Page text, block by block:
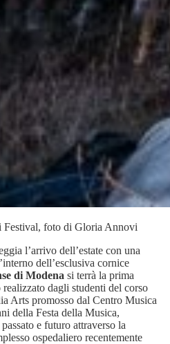
Festival, foto di Gloria Annovi
l’arrivo dell’estate con una
dell’esclusiva cornice
di Modena si terrà la prima
dagli studenti del corso
Arts promosso dal Centro Musica
della Festa della Musica,
e futuro attraverso la
ospedaliero recentemente